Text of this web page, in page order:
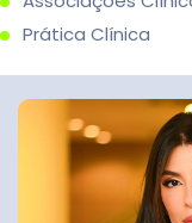
Prática Clínica